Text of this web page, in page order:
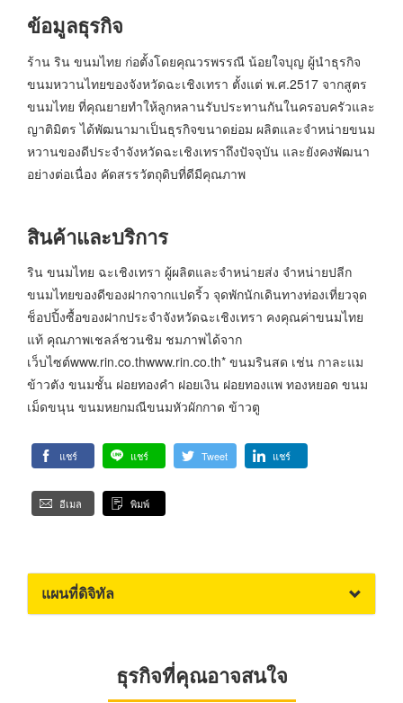
ข้อมูลธุรกิจ
ร้าน ริน ขนมไทย ก่อตั้งโดยคุณวรพรรณี น้อยใจบุญ ผู้นำธุรกิจ
ขนมหวานไทยของจังหวัดฉะเชิงเทรา ตั้งแต่ พ.ศ.2517 จากสูตร
ขนมไทย ที่คุณยายทำให้ลูกหลานรับประทานกันในครอบครัวและ
ญาติมิตร ได้พัฒนามาเป็นธุรกิจขนาดย่อม ผลิตและจำหน่ายขนม
หวานของดีประจำจังหวัดฉะเชิงเทราถึงปัจจุบัน และยังคงพัฒนา
อย่างต่อเนื่อง คัดสรรวัตถุดิบที่ดีมีคุณภาพ
สินค้าและบริการ
ริน ขนมไทย ฉะเชิงเทรา ผู้ผลิตและจำหน่ายส่ง จำหน่ายปลีก
ขนมไทยของดีของฝากจากแปดริ้ว จุดพักนักเดินทางท่องเที่ยวจุด
ช็อปปิ้งซื้อของฝากประจำจังหวัดฉะเชิงเทรา คงคุณค่าขนมไทย
แท้ คุณภาพเชลล์ชวนชิม ชมภาพได้จาก
เว็บไซต์www.rin.co.thwww.rin.co.th* ขนมรินสด เช่น กาละแม
ข้าวตัง ขนมชั้น ฝอยทองคำ ฝอยเงิน ฝอยทองแพ ทองหยอด ขนม
เม็ดขนุน ขนมหยกมณีขนมหัวผักกาด ข้าวตู
แชร์ แชร์ Tweet แชร์
อีเมล พิมพ์
แผนที่ดิจิทัล
ธุรกิจที่คุณอาจสนใจ